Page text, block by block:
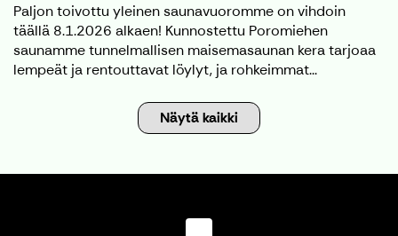
Paljon toivottu yleinen saunavuoromme on vihdoin
täällä 8.1.2026 alkaen! Kunnostettu Poromiehen
saunamme tunnelmallisen maisemasaunan kera tarjoaa
lempeät ja rentouttavat löylyt, ja rohkeimmat...
Näytä kaikki